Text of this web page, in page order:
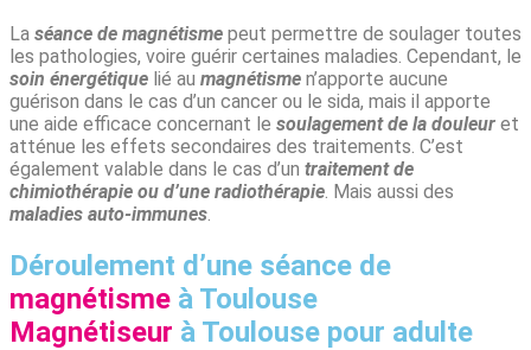
La séance de magnétisme peut permettre de soulager toutes
les pathologies, voire guérir certaines maladies. Cependant, le
soin énergétique lié au magnétisme n’apporte aucune
guérison dans le cas d’un cancer ou le sida, mais il apporte
une aide efficace concernant le soulagement de la douleur et
atténue les effets secondaires des traitements. C’est
également valable dans le cas d’un traitement de
chimiothérapie ou d’une radiothérapie . Mais aussi des
maladies auto-immunes
Déroulement d’une séance de
magnétisme à Toulouse
Magnétiseur à Toulouse pour adulte